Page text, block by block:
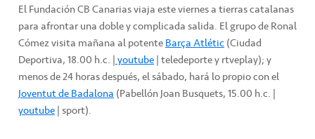
El Fundación CB Canarias viaja este viernes a tierras catalanas
para afrontar una doble y complicada salida. El grupo de Ronal
Cómez visita mañana al potenteBarça Atlétic(Ciudad
Deportiva, 18.00 h.c. |youtube| teledeporte y rtveplay); y
menos de 24 horas después, el sábado, hará lo propio con el
Joventut de Badalona(Pabellón Joan Busquets, 15.00 h.c. |
youtube| sport).